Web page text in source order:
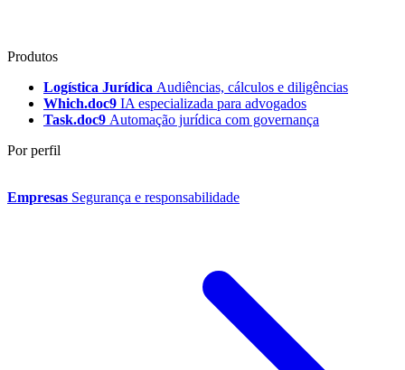
Produtos
Logística Jurídica Audiências, cálculos e diligências
Which.doc9 IA especializada para advogados
Task.doc9 Automação jurídica com governança
Por perfil
Empresas Segurança e responsabilidade